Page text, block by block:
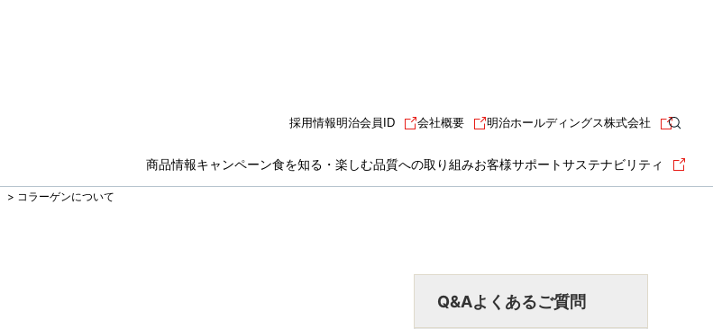
商品情報キャンペーン食を知る・楽しむ品質への取り組みお客様サポートサステナビリティ
採用情報明治会員ID 会社概要 明治ホールディングス株式会社
> コラーゲンについて
Q&Aよくあるご質問